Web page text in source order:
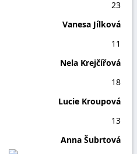
23
Vanesa Jílková
11
Nela Krejčířová
18
Lucie Kroupová
13
Anna Šubrtová